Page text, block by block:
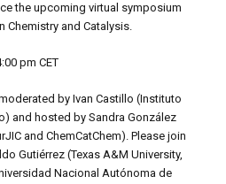
the upcoming virtual symposium
Chemistry and Catalysis.
pm CET
by Ivan Castillo (Instituto
and hosted by Sandra González
and ChemCatChem). Please join
Gutiérrez (Texas A&M University,
Nacional Autónoma de